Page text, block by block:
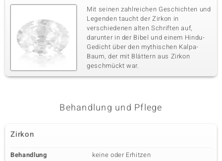
Mit seinen zahlreichen Geschichten und
Legenden taucht der Zirkon in
verschiedenen alten Schriften auf,
darunter in der Bibel und einem Hindu-
Gedicht über den mythischen Kalpa-
Baum, der mit Blättern aus Zirkon
geschmückt war.
Behandlung und Pflege
Zirkon
Behandlung keine oder Erhitzen